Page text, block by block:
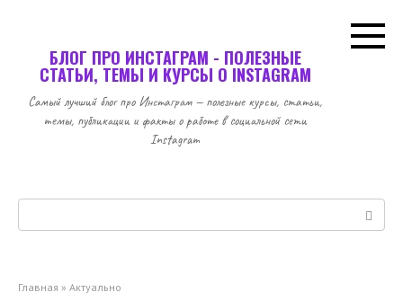
БЛОГ ПРО ИНСТАГРАМ - ПОЛЕЗНЫЕ
СТАТЬИ, ТЕМЫ И КУРСЫ О INSTAGRAM
Самый лучший блог про Инстаграм — полезные курсы, статьи,
темы, публикации и факты о работе в социальной сети
Instagram
Поиск:
Главная » Актуально